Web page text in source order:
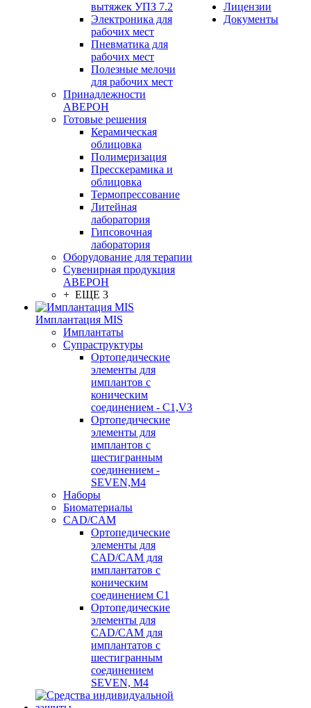
вытяжек УПЗ 7.2
Электроника для
рабочих мест
Пневматика для
рабочих мест
Полезные мелочи
для рабочих мест
Принадлежности
АВЕРОН
Готовые решения
Керамическая
облицовка
Полимеризация
Пресскерамика и
облицовка
Термопрессование
Литейная
лаборатория
Гипсовочная
лаборатория
Оборудование для терапии
Сувенирная продукция
АВЕРОН
+ ЕЩЕ 3
Имплантация MIS
Имплантаты
Супраструктуры
Ортопедические
элементы для
имплантов с
коническим
соединением - C1,V3
Ортопедические
элементы для
имплантов с
шестигранным
соединением -
SEVEN,M4
Наборы
Биоматериалы
CAD/CAM
Ортопедические
элементы для
CAD/CAM для
имплантатов с
коническим
соединением С1
Ортопедические
элементы для
CAD/CAM для
имплантатов с
шестигранным
соединением
SEVEN, М4
Лицензии
Документы